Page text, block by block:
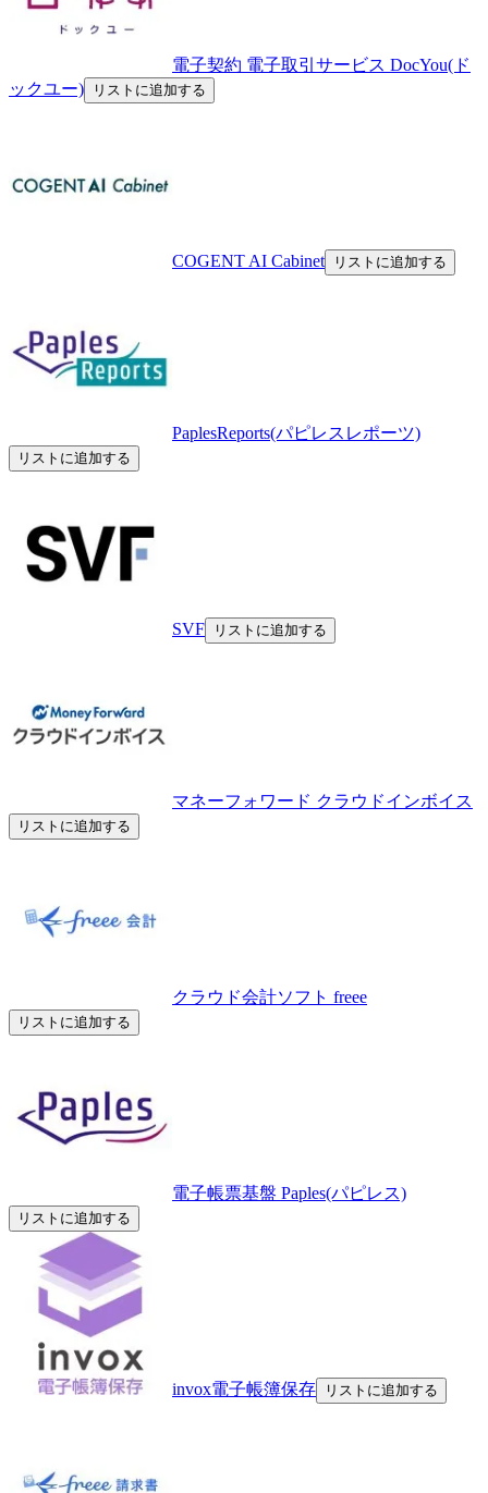
電子契約 電子取引サービス DocYou(ド
ックユー)
リストに追加する
COGENT AI Cabinet リストに追加する
PaplesReports(パピレスレポーツ)
リストに追加する
SVF リストに追加する
マネーフォワード クラウドインボイス
リストに追加する
クラウド会計ソフト freee
リストに追加する
電子帳票基盤 Paples(パピレス)
リストに追加する
invox電子帳簿保存 リストに追加する